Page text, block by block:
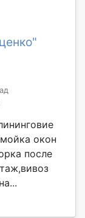
окон
после